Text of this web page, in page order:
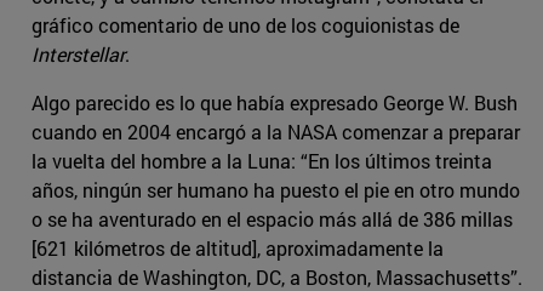
gráfico comentario de uno de los coguionistas de
Interstellar.
Algo parecido es lo que había expresado George W. Bush
cuando en 2004 encargó a la NASA comenzar a preparar
la vuelta del hombre a la Luna: “En los últimos treinta
años, ningún ser humano ha puesto el pie en otro mundo
o se ha aventurado en el espacio más allá de 386 millas
[621 kilómetros de altitud], aproximadamente la
distancia de Washington, DC, a Boston, Massachusetts”.